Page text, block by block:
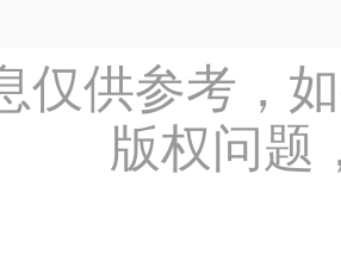
仅供参考，
版权问题